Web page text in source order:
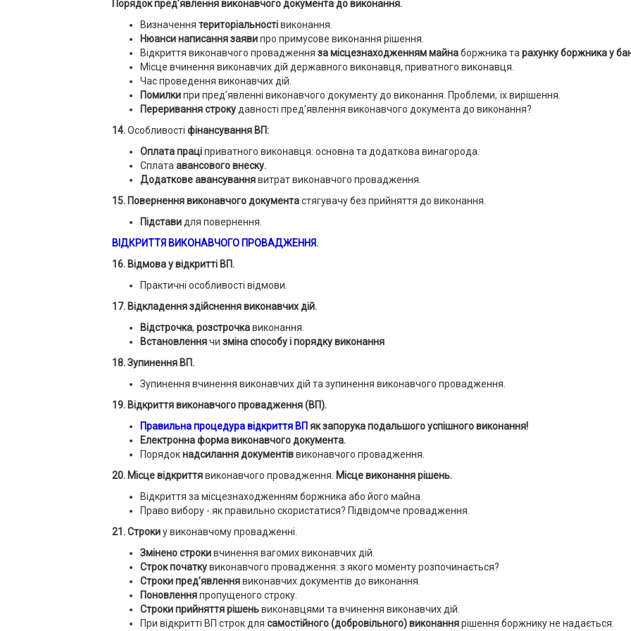
Порядок пред’явлення виконавчого документа до виконання.
Визначення територіальностівиконання.
Нюанси написання заявипро примусове виконання рішення.
Відкриття виконавчого провадження за місцезнаходженням майнаборжника тарахунку боржника у
Місце вчинення виконавчих дій державного виконавця, приватного виконавця.
Час проведення виконавчих дій.
Помилкипри пред’явленні виконавчого документу до виконання. Проблеми, їх вирішення.
Переривання строкудавності пред’явлення виконавчого документа до виконання?
14.Особливості фінансування ВП:
Оплата праціприватного виконавця: основна та додаткова винагорода.
Сплатаавансового внеску.
Додаткове авансуваннявитрат виконавчого провадження.
15. Повернення виконавчого документастягувачу без прийняття до виконання.
Підставидля повернення.
ВІДКРИТТЯ ВИКОНАВЧОГО ПРОВАДЖЕННЯ.
16. Відмова у відкритті ВП.
Практичні особливості відмови.
17. Відкладення здійснення виконавчих дій.
Відстрочка, розстрочкавиконання.
Встановленнячи зміна способу і порядку виконання
18. Зупинення ВП.
Зупинення вчинення виконавчих дій та зупинення виконавчого провадження.
19. Відкриття виконавчого провадження(ВП).
Правильна процедура відкриття ВП як запорука подальшого успішного виконання!
Електронна форма виконавчого документа.
Порядокнадсилання документіввиконавчого провадження.
20. Місце відкриттявиконавчого провадження. Місце виконання рішень.
Відкриття за місцезнаходженням боржника або його майна.
Право вибору - як правильно скористатися? Підвідомче провадження.
21. Строкиу виконавчому провадженні.
Змінено строкивчинення вагомих виконавчих дій.
Строк початкувиконавчого провадження: з якого моменту розпочинається?
Строки пред’явленнявиконавчих документів до виконання.
Поновленняпропущеного строку.
Строки прийняття рішеньвиконавцями та вчинення виконавчих дій.
При відкритті ВП строк для самостійного (добровільного) виконаннярішення боржнику не надається.